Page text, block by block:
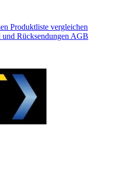
Produktliste vergleichen
und Rücksendungen AGB